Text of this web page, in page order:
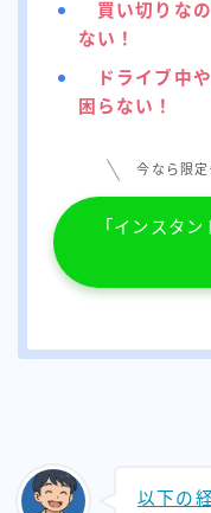
安くて速いネット
少しでも安くて、
いです。
にでもしてください
プロフィールを読む
買い切りな
ない！
ドライブ中
困らない！
今なら限
「インスタ
以下の